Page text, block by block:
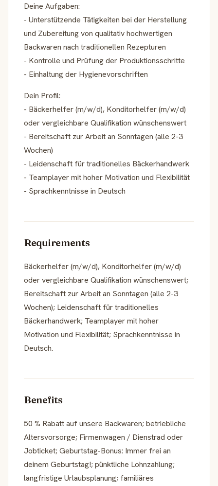
Deine Aufgaben:
- Unterstützende Tätigkeiten bei der Herstellung
und Zubereitung von qualitativ hochwertigen
Backwaren nach traditionellen Rezepturen
- Kontrolle und Prüfung der Produktionsschritte
- Einhaltung der Hygienevorschriften
Dein Profil:
- Bäckerhelfer (m/w/d), Konditorhelfer (m/w/d)
oder vergleichbare Qualifikation wünschenswert
- Bereitschaft zur Arbeit an Sonntagen (alle 2-3
Wochen)
- Leidenschaft für traditionelles Bäckerhandwerk
- Teamplayer mit hoher Motivation und Flexibilität
- Sprachkenntnisse in Deutsch
Requirements
Bäckerhelfer (m/w/d), Konditorhelfer (m/w/d)
oder vergleichbare Qualifikation wünschenswert;
Bereitschaft zur Arbeit an Sonntagen (alle 2-3
Wochen); Leidenschaft für traditionelles
Bäckerhandwerk; Teamplayer mit hoher
Motivation und Flexibilität; Sprachkenntnisse in
Deutsch.
Benefits
50 % Rabatt auf unsere Backwaren; betriebliche
Altersvorsorge; Firmenwagen / Dienstrad oder
Jobticket; Geburtstag-Bonus: Immer frei an
deinem Geburtstag!; pünktliche Lohnzahlung;
langfristige Urlaubsplanung; familiäres